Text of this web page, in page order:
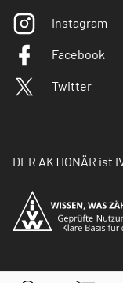
Instagram
Facebook
Twitter
DER AKTIONÄR ist